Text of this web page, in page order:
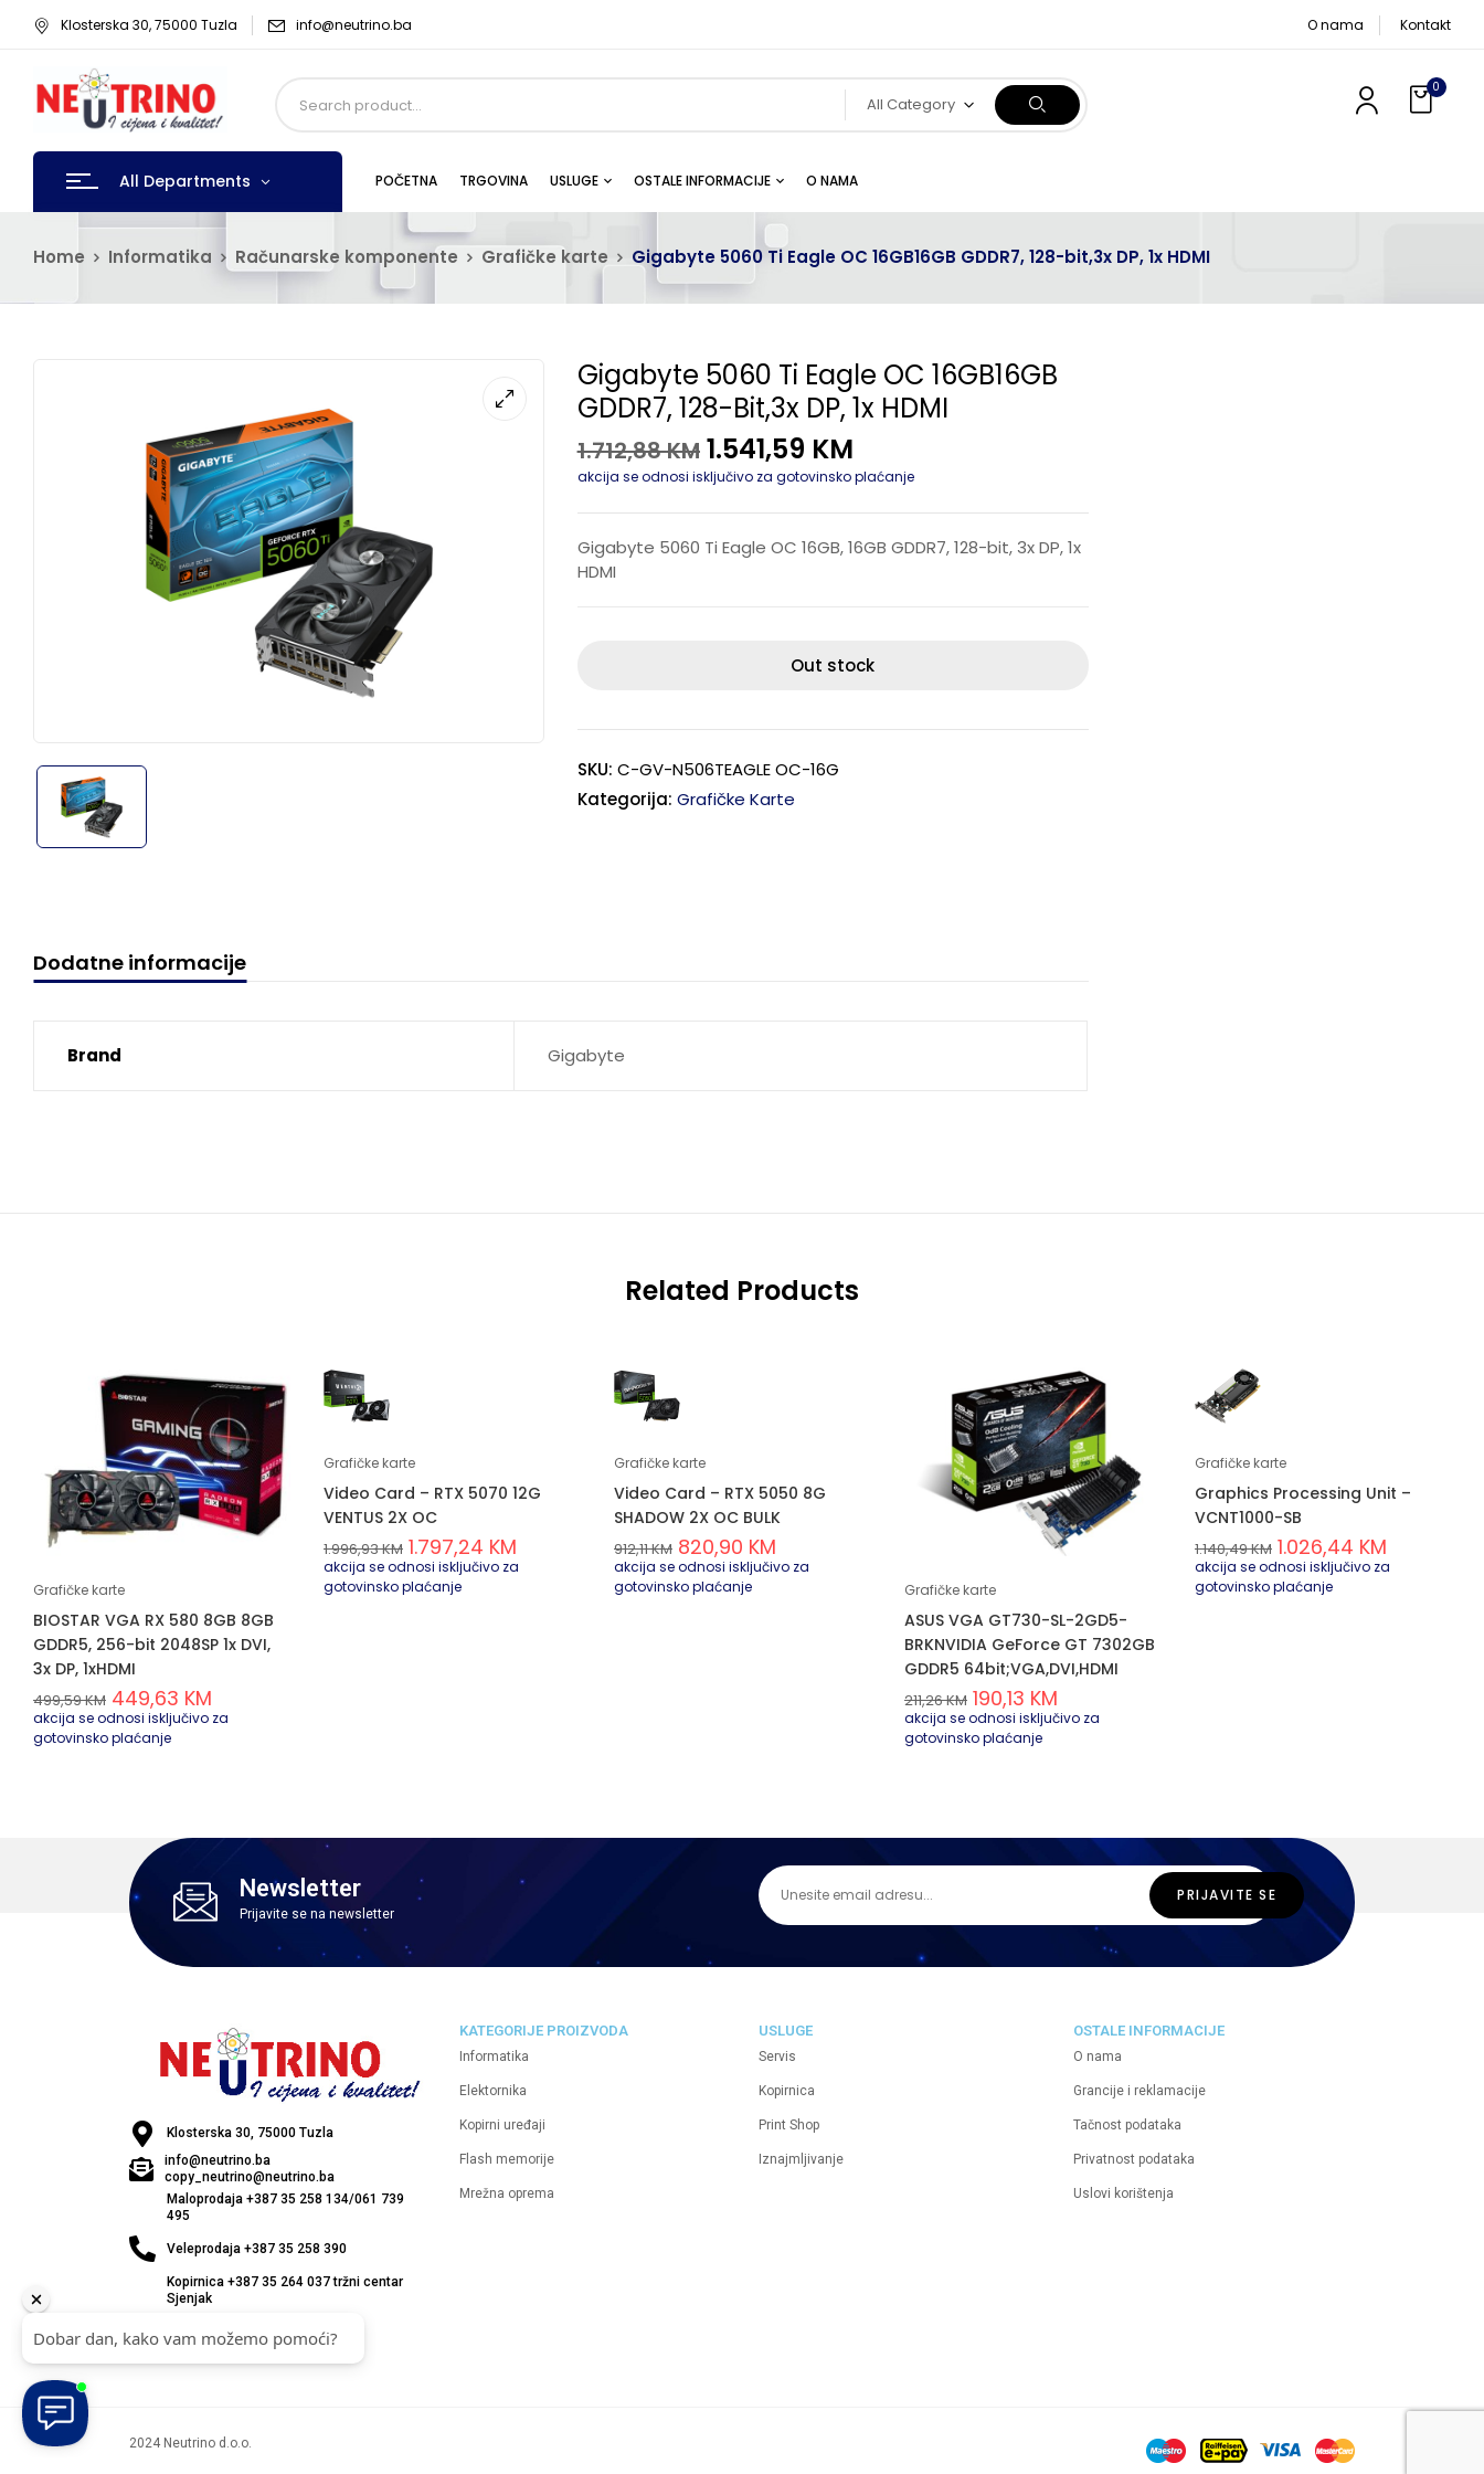
Klosterska 30, 75000 Tuzla info@neutrino.ba O nama Kontakt
All Category
0
All Departments POČETNA TRGOVINA USLUGE OSTALE INFORMACIJE O NAMA
Home Informatika Računarske komponente Grafičke karte Gigabyte 5060 Ti Eagle OC 16GB16GB GDDR7, 128-bit,3x DP, 1x HDMI
Gigabyte 5060 Ti Eagle OC 16GB16GB
GDDR7, 128-Bit,3x DP, 1x HDMI
1.712,88KM 1.541,59 KM
akcija se odnosi isključivo za gotovinsko plaćanje
Gigabyte 5060 Ti Eagle OC 16GB, 16GB GDDR7, 128-bit, 3x DP, 1x
HDMI
Out stock
SKU: C-GV-N506TEAGLE OC-16G
Kategorija: Grafičke Karte
Dodatne informacije
Brand Gigabyte
Related Products
Grafičke karte
BIOSTAR VGA RX 580 8GB 8GB
GDDR5, 256-bit 2048SP 1x DVI,
3x DP, 1xHDMI
499,59KM 449,63 KM
akcija se odnosi isključivo za
gotovinsko plaćanje
Grafičke karte
Video Card – RTX 5070 12G
VENTUS 2X OC
1.996,93KM 1.797,24 KM
akcija se odnosi isključivo za
gotovinsko plaćanje
Grafičke karte
Video Card – RTX 5050 8G
SHADOW 2X OC BULK
912,11KM 820,90 KM
akcija se odnosi isključivo za
gotovinsko plaćanje
Grafičke karte
ASUS VGA GT730-SL-2GD5-
BRKNVIDIA GeForce GT 7302GB
GDDR5 64bit;VGA,DVI,HDMI
211,26KM 190,13 KM
akcija se odnosi isključivo za
gotovinsko plaćanje
Grafičke karte
Graphics Processing Unit –
VCNT1000-SB
1.140,49KM 1.026,44 KM
akcija se odnosi isključivo za
gotovinsko plaćanje
Newsletter
Prijavite se na newsletter
Klosterska 30, 75000 Tuzla
info@neutrino.ba
copy_neutrino@neutrino.ba
Maloprodaja +387 35 258 134/061 739
495
Veleprodaja +387 35 258 390
Kopirnica +387 35 264 037 tržni centar
Sjenjak
KATEGORIJE PROIZVODA
Informatika
Elektornika
Kopirni uređaji
Flash memorije
Mrežna oprema
USLUGE
Servis
Kopirnica
Print Shop
Iznajmljivanje
OSTALE INFORMACIJE
O nama
Grancije i reklamacije
Tačnost podataka
Privatnost podataka
Uslovi korištenja
2024 Neutrino d.o.o.